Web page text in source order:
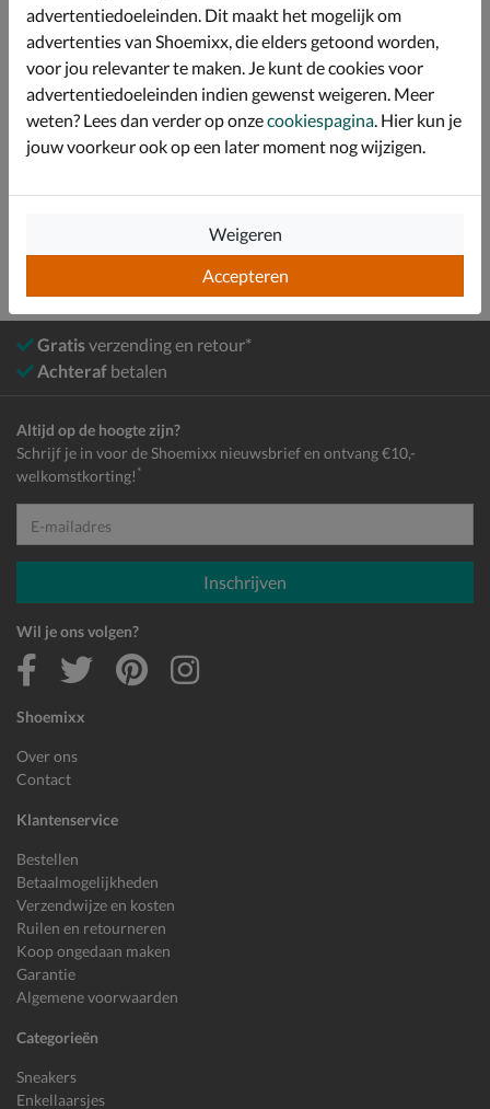
Specificaties
Over Mustang
Bekijk meer
Gratisverzending en retour*
Achteraf betalen
Shoemixx
Over ons
Contact
Klantenservice
Bestellen
Betaalmogelijkheden
Verzendwijze en kosten
Ruilen en retourneren
Koop ongedaan maken
Garantie
Algemene voorwaarden
Categorieën
Sneakers
Enkellaarsjes
Altijd op de hoogte zijn?
Schrijf je in voor de Shoemixx nieuwsbrief en ontvang €10,-
welkomstkorting! *
E-mailadres
Inschrijven
Wil je ons volgen?
advertentiedoeleinden. Dit maakt het mogelijk om
advertenties van Shoemixx, die elders getoond worden,
voor jou relevanter te maken. Je kunt de cookies voor
advertentiedoeleinden indien gewenst weigeren. Meer
weten? Lees dan verder op onzecookiespagina. Hier kun je
jouw voorkeur ook op een later moment nog wijzigen.
Accepteren
Weigeren